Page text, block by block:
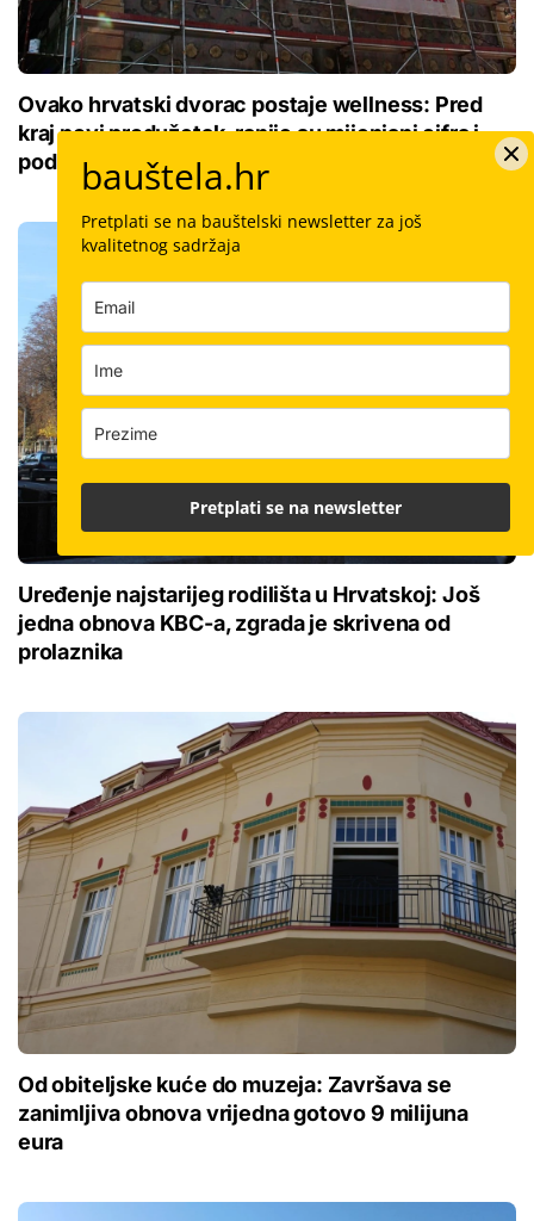
Ovako hrvatski dvorac postaje wellness: Pred
kraj novi produžetak, ranije su mijenjani cifra i
podugovaratelji
Uređenje najstarijeg rodilišta u Hrvatskoj: Još
jedna obnova KBC-a, zgrada je skrivena od
prolaznika
Od obiteljske kuće do muzeja: Završava se
zanimljiva obnova vrijedna gotovo 9 milijuna
eura
bauštela.hr
Pretplati se na bauštelski newsletter za još
kvalitetnog sadržaja
Pretplati se na newsletter